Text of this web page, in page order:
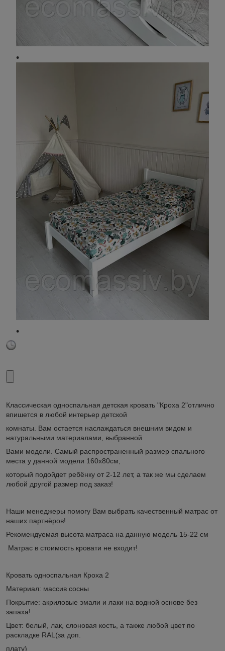
Классическая односпальная детская кровать "Кроха 2"отлично
впишется в любой интерьер детской
комнаты. Вам остается наслаждаться внешним видом и
натуральными материалами, выбранной
Вами модели. Самый распространенный размер спального
места у данной модели 160х80см,
который подойдет ребёнку от 2-12 лет, а так же мы сделаем
любой другой размер под заказ!
Наши менеджеры помогу Вам выбрать качественный матрас от
наших партнёров!
Рекомендуемая высота матраса на данную модель 15-22 см
Матрас в стоимость кровати не входит!
Кровать односпальная Кроха 2
Материал: массив сосны
Покрытие: акриловые эмали и лаки на водной основе без
запаха!
Цвет: белый, лак, слоновая кость, а также любой цвет по
раскладке RAL(за доп.
плату)